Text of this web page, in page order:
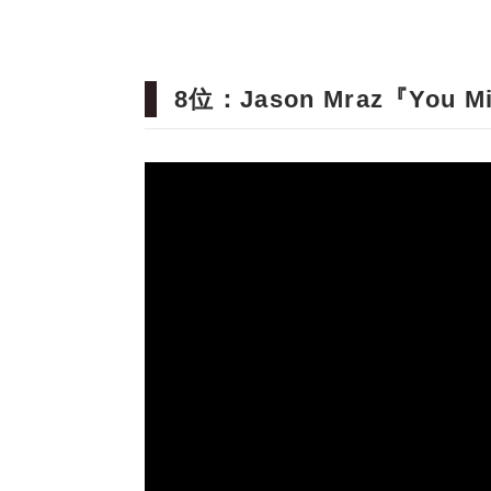
8位：Jason Mraz『You